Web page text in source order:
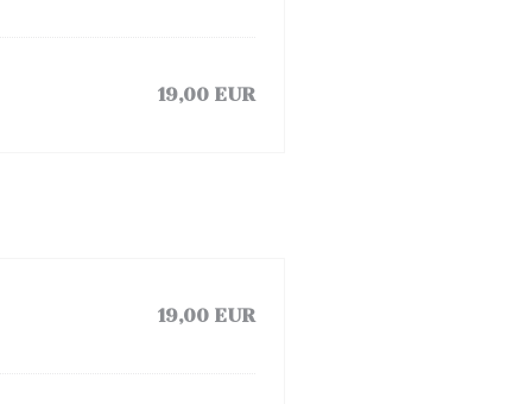
19,00 EUR
19,00 EUR